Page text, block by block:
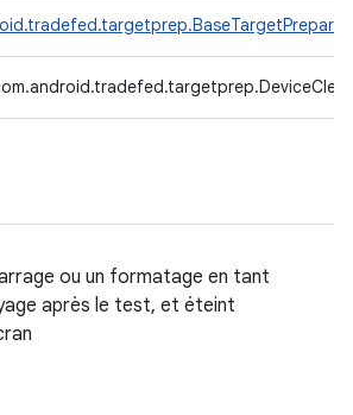
ou un formatage en tant
après le test, et éteint